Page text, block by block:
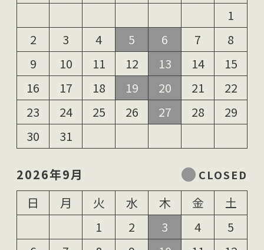
1
2
3 4 5 6 7
8
9
10 11 12 13 14
15
16
17 18 19 20 21
22
23
24 25 26 27 28
29
30
31
2026年9月
日
月 火 水 木 金
土
1
2 3 4
5